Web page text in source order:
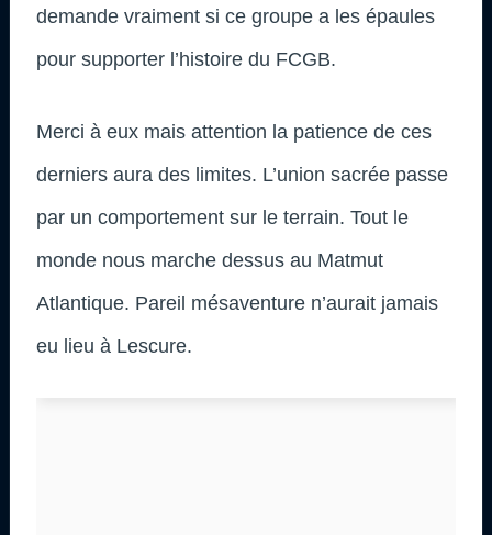
demande vraiment si ce groupe a les épaules
pour supporter l’histoire du FCGB.
Merci à eux mais attention la patience de ces
derniers aura des limites. L’union sacrée passe
par un comportement sur le terrain. Tout le
monde nous marche dessus au Matmut
Atlantique. Pareil mésaventure n’aurait jamais
eu lieu à Lescure.